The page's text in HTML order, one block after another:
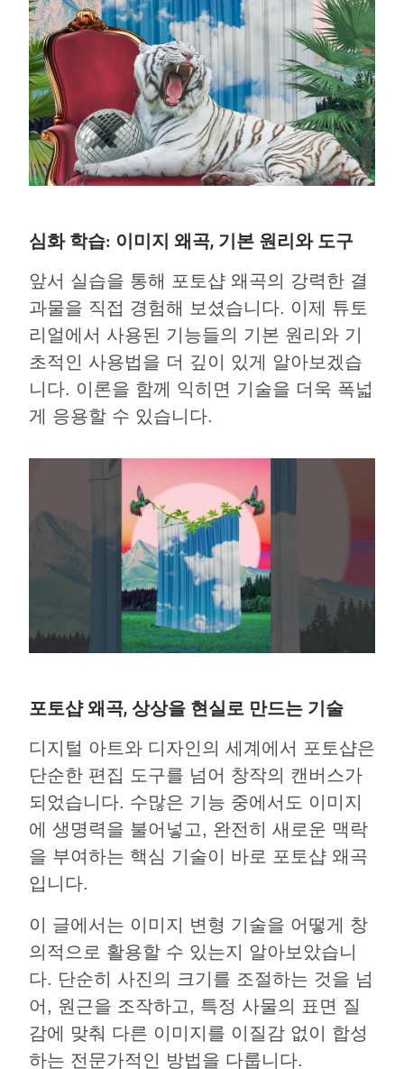
심화 학습: 이미지 왜곡, 기본 원리와 도구
앞서 실습을 통해 포토샵 왜곡의 강력한 결
과물을 직접 경험해 보셨습니다. 이제 튜토
리얼에서 사용된 기능들의 기본 원리와 기
초적인 사용법을 더 깊이 있게 알아보겠습
니다. 이론을 함께 익히면 기술을 더욱 폭넓
게 응용할 수 있습니다.
포토샵 왜곡, 상상을 현실로 만드는 기술
디지털 아트와 디자인의 세계에서 포토샵은
단순한 편집 도구를 넘어 창작의 캔버스가
되었습니다. 수많은 기능 중에서도 이미지
에 생명력을 불어넣고, 완전히 새로운 맥락
을 부여하는 핵심 기술이 바로 포토샵 왜곡
입니다.
이 글에서는 이미지 변형 기술을 어떻게 창
의적으로 활용할 수 있는지 알아보았습니
다. 단순히 사진의 크기를 조절하는 것을 넘
어, 원근을 조작하고, 특정 사물의 표면 질
감에 맞춰 다른 이미지를 이질감 없이 합성
하는 전문가적인 방법을 다룹니다.